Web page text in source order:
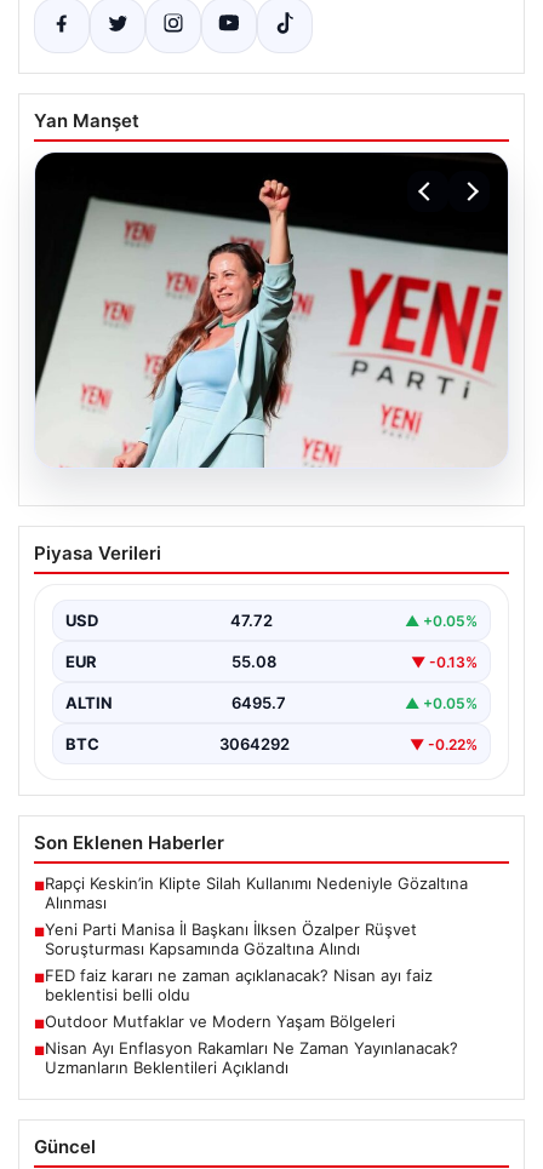
Yan Manşet
05.08.2026
Yeni Parti Manisa İl Başkanı İlksen
Özalper Rüşvet Soruşturması
Manisa’da devam eden rüşvet soruşturması önemli bir
Piyasa Verileri
USD 47.72 ▲ +0.05%
EUR 55.08 ▼ -0.13%
ALTIN 6495.7 ▲ +0.05%
BTC 3064292 ▼ -0.22%
Son Eklenen Haberler
■Rapçi Keskin’in Klipte Silah Kullanımı Nedeniyle Gözaltına
Alınması
■Yeni Parti Manisa İl Başkanı İlksen Özalper Rüşvet
Soruşturması Kapsamında Gözaltına Alındı
■FED faiz kararı ne zaman açıklanacak? Nisan ayı faiz
beklentisi belli oldu
■Outdoor Mutfaklar ve Modern Yaşam Bölgeleri
■Nisan Ayı Enflasyon Rakamları Ne Zaman Yayınlanacak?
Uzmanların Beklentileri Açıklandı
Güncel